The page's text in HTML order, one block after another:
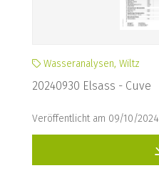
Wasseranalysen, Wiltz
20240930 Elsass - Cuve
Veröffentlicht am 09/10/2024